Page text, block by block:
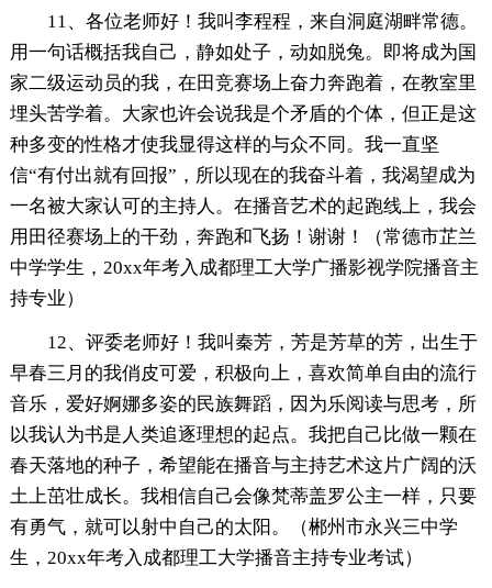
11、各位老师好！我叫李程程，来自洞庭湖畔常德。
用一句话概括我自己，静如处子，动如脱兔。即将成为国
家二级运动员的我，在田竞赛场上奋力奔跑着，在教室里
埋头苦学着。大家也许会说我是个矛盾的个体，但正是这
种多变的性格才使我显得这样的与众不同。我一直坚
信“有付出就有回报”，所以现在的我奋斗着，我渴望成为
一名被大家认可的主持人。在播音艺术的起跑线上，我会
用田径赛场上的干劲，奔跑和飞扬！谢谢！（常德市芷兰
中学学生，20xx年考入成都理工大学广播影视学院播音主
持专业）
12、评委老师好！我叫秦芳，芳是芳草的芳，出生于
早春三月的我俏皮可爱，积极向上，喜欢简单自由的流行
音乐，爱好婀娜多姿的民族舞蹈，因为乐阅读与思考，所
以我认为书是人类追逐理想的起点。我把自己比做一颗在
春天落地的种子，希望能在播音与主持艺术这片广阔的沃
土上茁壮成长。我相信自己会像梵蒂盖罗公主一样，只要
有勇气，就可以射中自己的太阳。（郴州市永兴三中学
生，20xx年考入成都理工大学播音主持专业考试）